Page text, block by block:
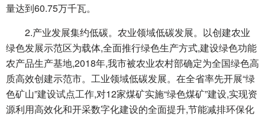
量达到60.75万千瓦。
2.产业发展集约低碳。农业领域低碳发展。以创建农业
绿色发展示范区为载体,全面推行绿色生产方式,建设绿色功能
农产品生产基地,2018年,我市被农业农村部确定为全国绿色高
质高效创建示范市。工业领域低碳发展。在全省率先开展“绿
色矿山”建设试点工作,对12家煤矿实施“绿色煤矿”建设,实现资
源利用高效化和开采数字化建设的全面提升,节能减排环保化